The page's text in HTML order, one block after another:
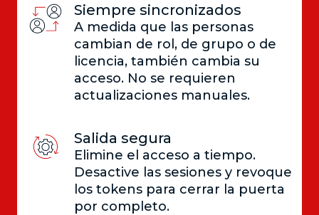
Siempre sincronizados
A medida que las personas
cambian de rol, de grupo o de
licencia, también cambia su
acceso. No se requieren
actualizaciones manuales.
Salida segura
Elimine el acceso a tiempo.
Desactive las sesiones y revoque
los tokens para cerrar la puerta
por completo.